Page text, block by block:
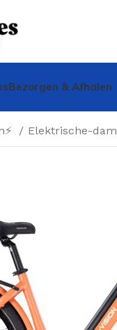
Bezorgen & Afhalen
Elektrische-